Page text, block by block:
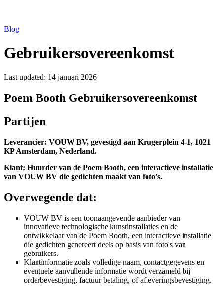
Blog
Gebruikersovereenkomst
Last updated: 14 januari 2026
Poem Booth Gebruikersovereenkomst
Partijen
Leverancier: VOUW BV, gevestigd aan Krugerplein 4-1, 1021
KP Amsterdam, Nederland.
Klant: Huurder van de Poem Booth, een interactieve installatie
van VOUW BV die gedichten maakt van foto's.
Overwegende dat:
VOUW BV is een toonaangevende aanbieder van
innovatieve technologische kunstinstallaties en de
ontwikkelaar van de Poem Booth, een interactieve installatie
die gedichten genereert deels op basis van foto's van
gebruikers.
Klantinformatie zoals volledige naam, contactgegevens en
eventuele aanvullende informatie wordt verzameld bij
orderbevestiging, factuur betaling, of afleveringsbevestiging.